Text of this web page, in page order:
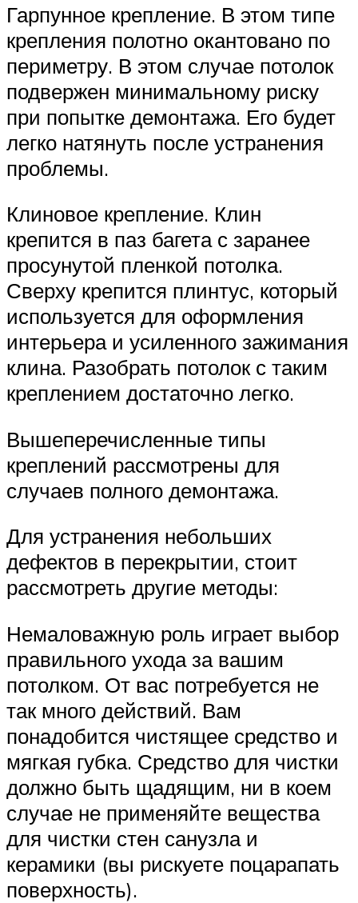
Гарпунное крепление. В этом типе
крепления полотно окантовано по
периметру. В этом случае потолок
подвержен минимальному риску
при попытке демонтажа. Его будет
легко натянуть после устранения
проблемы.
Клиновое крепление. Клин
крепится в паз багета с заранее
просунутой пленкой потолка.
Сверху крепится плинтус, который
используется для оформления
интерьера и усиленного зажимания
клина. Разобрать потолок с таким
креплением достаточно легко.
Вышеперечисленные типы
креплений рассмотрены для
случаев полного демонтажа.
Для устранения небольших
дефектов в перекрытии, стоит
рассмотреть другие методы:
Немаловажную роль играет выбор
правильного ухода за вашим
потолком. От вас потребуется не
так много действий. Вам
понадобится чистящее средство и
мягкая губка. Средство для чистки
должно быть щадящим, ни в коем
случае не применяйте вещества
для чистки стен санузла и
керамики (вы рискуете поцарапать
поверхность).